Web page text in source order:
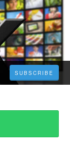
SUBSCRIBE